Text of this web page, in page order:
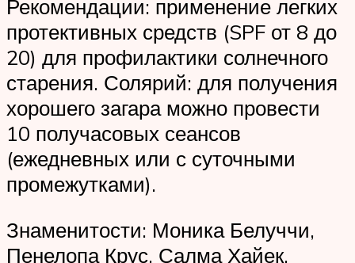
Рекомендации: применение легких
протективных средств (SPF от 8 до
20) для профилактики солнечного
старения. Солярий: для получения
хорошего загара можно провести
10 получасовых сеансов
(ежедневных или с суточными
промежутками).
Знаменитости: Моника Белуччи,
Пенелопа Крус, Салма Хайек,